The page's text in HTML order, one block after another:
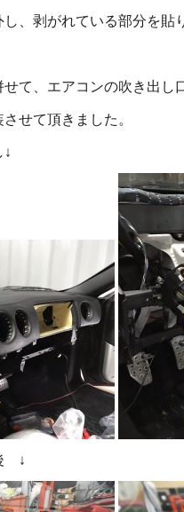
、剥がれている部分を貼
て、エアコンの吹き出し
せて頂きました。
↓